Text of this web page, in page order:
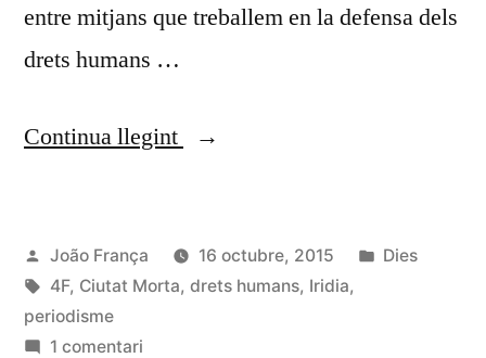
entre mitjans que treballem en la defensa dels
drets humans …
Continua llegint
«Aliances
defensar
els
Publicat
per
João França 16 octubre, 2015
Publicat
Dies
Etiquetes:
4F, Ciutat Morta, drets humans, Iridia,
periodisme
1 comentaria